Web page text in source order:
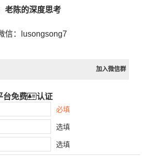
老陈的深度思考
信：lusongsong7
加入微信群
台免费 认证
必填
选填
选填